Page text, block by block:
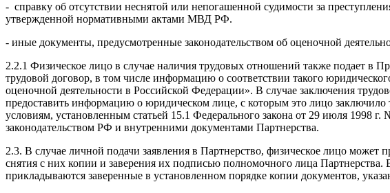
- справку об отсутствии неснятой или непогашенной судимости за
утвержденной нормативными актами МВД РФ.
- иные документы, предусмотренные законодательством об оценочной
2.2.1 Физическое лицо в случае наличия трудовых отношений также подает
трудовой договор, в том числе информацию о соответствии такого
оценочной деятельности в Российской Федерации». В случае заключения
предоставить информацию о юридическом лице, с которым это лицо
условиям, установленным статьей 15.1 Федерального закона от 29 июля
законодательством РФ и внутренними документами Партнерства.
2.3. В случае личной подачи заявления в Партнерство, физическое лицо
снятия с них копии и заверения их подписью полномочного лица Партнерства.
прикладываются заверенные в установленном порядке копии документов,